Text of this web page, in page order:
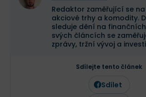
Redaktor zaměřující se
akciové trhy a komodity.
sleduje dění na
svých článcích se
zprávy, tržní vývoj a
Sdílejte tento článek
Sdílet